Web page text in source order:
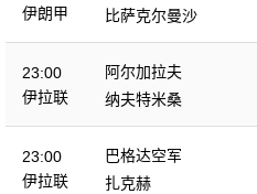
伊朗甲
比萨克尔曼沙
23:00
伊拉联
阿尔加拉夫
纳夫特米桑
23:00
伊拉联
巴格达空军
扎克赫